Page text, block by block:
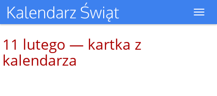
11 lutego — kartka z
kalendarza